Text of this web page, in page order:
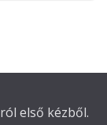
első kézből.